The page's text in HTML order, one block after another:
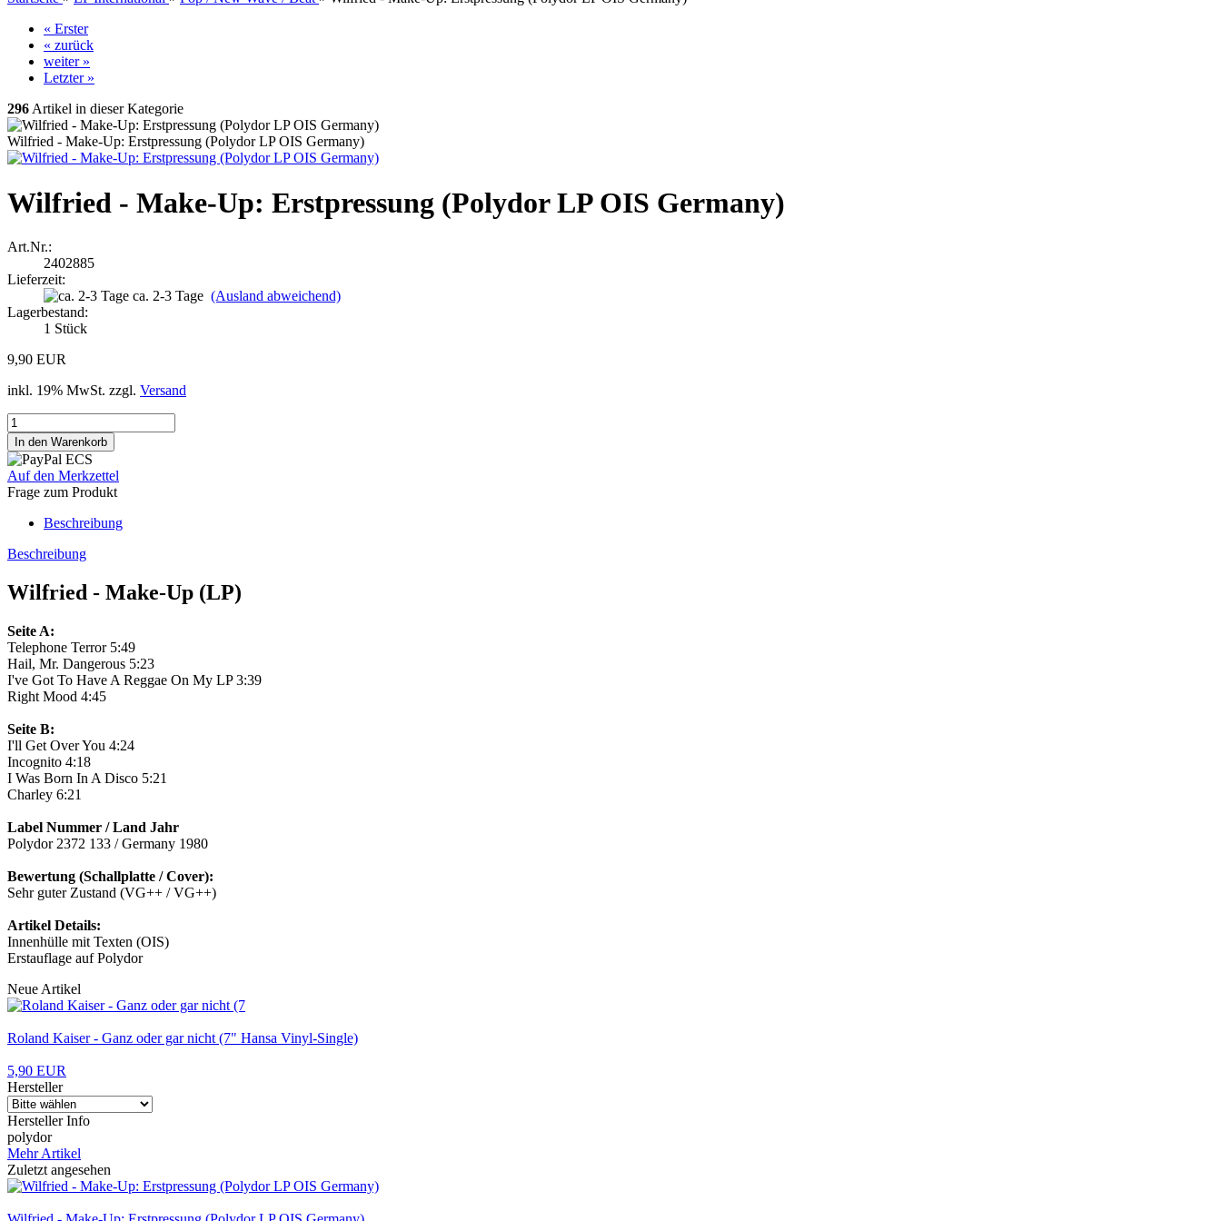
« Erster
« zurück
weiter »
Letzter »
296Artikel in dieser Kategorie
Wilfried - Make-Up: Erstpressung (Polydor LP OIS Germany)
Wilfried - Make-Up: Erstpressung (Polydor LP OIS Germany)
Art.Nr.:
2402885
Lieferzeit:
ca. 2-3 Tage (Ausland abweichend)
Lagerbestand:
1 Stück
9,90 EUR
inkl. 19% MwSt. zzgl. Versand
Auf den Merkzettel
Frage zum Produkt
Beschreibung
Beschreibung
Wilfried - Make-Up (LP)
Seite A:
Telephone Terror 5:49
Hail, Mr. Dangerous 5:23
I've Got To Have A Reggae On My LP 3:39
Right Mood 4:45
Seite B:
I'll Get Over You 4:24
Incognito 4:18
I Was Born In A Disco 5:21
Charley 6:21
Label Nummer / Land Jahr
Polydor 2372 133 / Germany 1980
Bewertung (Schallplatte / Cover):
Sehr guter Zustand (VG++ / VG++)
Artikel Details:
Innenhülle mit Texten (OIS)
Erstauflage auf Polydor
Neue Artikel
Roland Kaiser - Ganz oder gar nicht (7" Hansa Vinyl-Single)
5,90 EUR
Hersteller
Hersteller Info
polydor
Mehr Artikel
Zuletzt angesehen